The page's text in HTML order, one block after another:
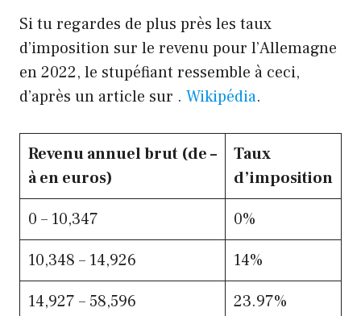
Si tu regardes de plus près les taux
d’imposition sur le revenu pour l’Allemagne
en 2022, le stupéfiant ressemble à ceci,
d’après un article sur . Wikipédia.
Revenu annuel brut (de –
à en euros)
Taux
d’imposition
0 – 10,347
0%
10,348 – 14,926
14%
14,927 – 58,596
23.97%